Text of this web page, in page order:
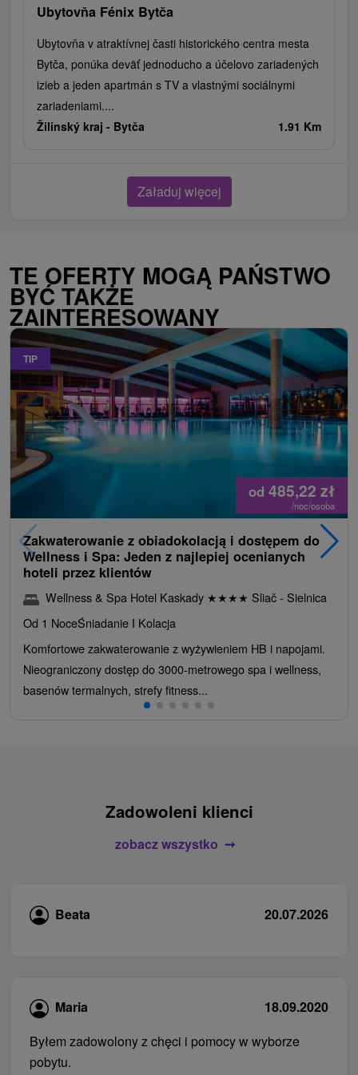
Ubytovňa Fénix Bytča
Ubytovňa v atraktívnej časti historického centra mesta
Bytča, ponúka deväť jednoducho a účelovo zariadených
izieb a jeden apartmán s TV a vlastnými sociálnymi
zariadeniami....
Žilinský kraj - Bytča 1.91 Km
Załaduj więcej
TE OFERTY MOGĄ PAŃSTWO
BYĆ TAKŻE
ZAINTERESOWANY
TIP
od 485,22 zł
/noc/osoba
Zakwaterowanie z obiadokolacją i dostępem do
Wellness i Spa: Jeden z najlepiej ocenianych
hoteli przez klientów
Wellness & Spa Hotel Kaskady ★★★★ Sliač - Sielnica
Od 1 NoceŚniadanie I Kolacja
Komfortowe zakwaterowanie z wyżywieniem HB i napojami.
Nieograniczony dostęp do 3000-metrowego spa i wellness,
basenów termalnych, strefy fitness...
Zadowoleni klienci
zobacz wszystko
Beata 20.07.2026
Maria
18.09.2020
Byłem zadowolony z chęci i pomocy w wyborze
pobytu.